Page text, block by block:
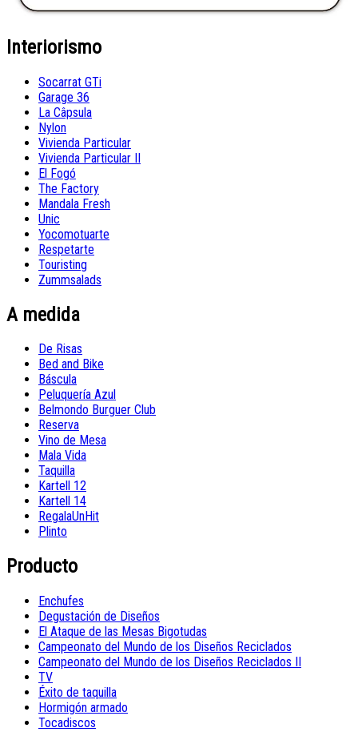
Interiorismo
Socarrat GTi
Garage 36
La Câpsula
Nylon
Vivienda Particular
Vivienda Particular II
El Fogó
The Factory
Mandala Fresh
Unic
Yocomotuarte
Respetarte
Touristing
Zummsalads
A medida
De Risas
Bed and Bike
Báscula
Peluquería Azul
Belmondo Burguer Club
Reserva
Vino de Mesa
Mala Vida
Taquilla
Kartell 12
Kartell 14
RegalaUnHit
Plinto
Producto
Enchufes
Degustación de Diseños
El Ataque de las Mesas Bigotudas
Campeonato del Mundo de los Diseños Reciclados
Campeonato del Mundo de los Diseños Reciclados II
TV
Éxito de taquilla
Hormigón armado
Tocadiscos